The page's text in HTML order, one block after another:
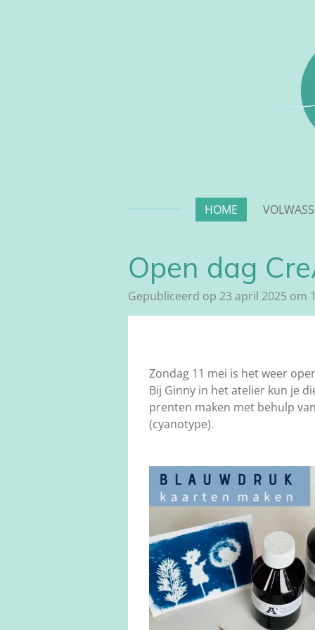
HOME
Open dag
Gepubliceerd op 23 april 2025 om
Zondag 11 mei is het weer
Bij Ginny in het atelier kun je
prenten maken met behulp
(cyanotype).